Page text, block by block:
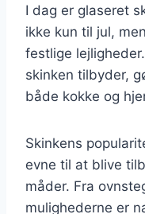
I dag er glaseret
ikke kun til jul,
festlige
skinken tilbyder,
både kokke og
Skinkens
evne til at blive
måder. Fra
mulighederne er